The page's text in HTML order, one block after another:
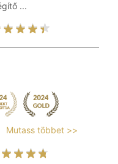
...
Mutass többet >>